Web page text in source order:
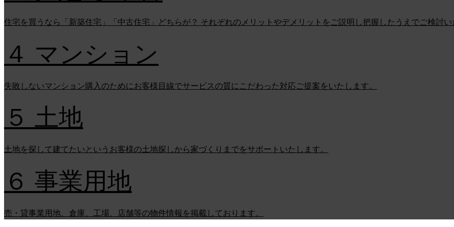
住宅を買うなら「新築住宅」「中古住宅」どちらが？ それぞれのメリットやデメリットをご説明し把握したうえでご検討い
４ マンション
失敗しないマンション購入のためにお客様目線でサービスの質にこだわった対応ご提案をいたします。
５ 土地
土地を探して建てたいというお客様の土地探しから家づくりまでをサポートいたします。
６ 事業用地
売・貸事業用地、倉庫、工場、店舗等の物件情報を掲載しております。